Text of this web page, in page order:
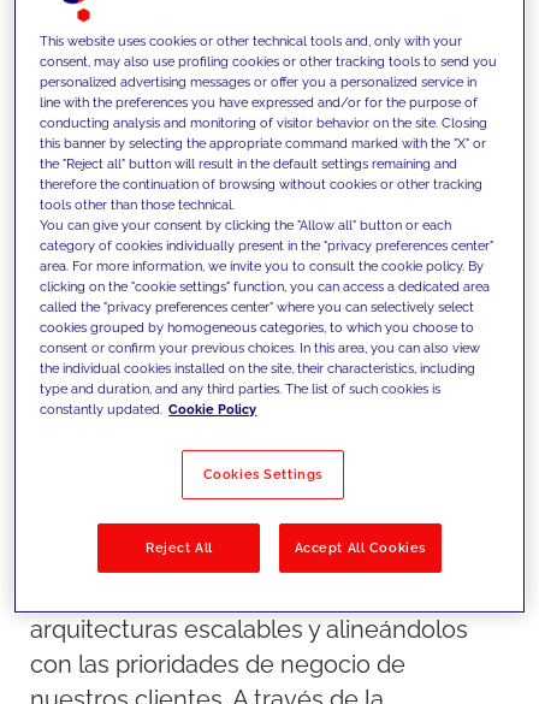
gestionan y utilizan. Siempre
damos prioridad a los casos de
uso reales y construimos bases
escalables para habilitar
procesos de toma de decisiones
basados en IA activos en todos
los niveles de la organización.
Nuestro enfoque
Transformamos los datos en activos
arquitecturas escalables y alineándolos
con las prioridades de negocio de
This website uses cookies or other technical tools and, only with your
consent, may also use profiling cookies or other tracking tools to send you
personalized advertising messages or offer you a personalized service in
line with the preferences you have expressed and/or for the purpose of
conducting analysis and monitoring of visitor behavior on the site. Closing
this banner by selecting the appropriate command marked with the "X" or
the "Reject all" button will result in the default settings remaining and
therefore the continuation of browsing without cookies or other tracking
tools other than those technical.
You can give your consent by clicking the "Allow all" button or each
category of cookies individually present in the "privacy preferences center"
area. For more information, we invite you to consult the cookie policy. By
clicking on the "cookie settings" function, you can access a dedicated area
called the "privacy preferences center" where you can selectively select
cookies grouped by homogeneous categories, to which you choose to
consent or confirm your previous choices. In this area, you can also view
the individual cookies installed on the site, their characteristics, including
type and duration, and any third parties. The list of such cookies is
constantly updated. Cookie Policy
Cookies Settings
Reject All Accept All Cookies